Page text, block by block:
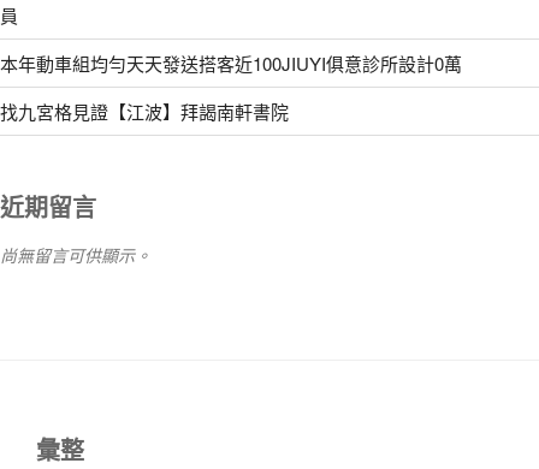
員
本年動車組均勻天天發送搭客近100JIUYI俱意診所設計0萬
找九宮格見證【江波】拜謁南軒書院
近期留言
尚無留言可供顯示。
彙整